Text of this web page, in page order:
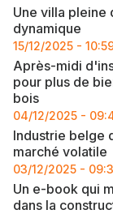
Une villa pleine
dynamique
15/12/2025 -
Après-midi
pour plus de
bois
04/12/2025 -
Industrie belge
marché volatile
03/12/2025 -
Un e-book qui
dans la